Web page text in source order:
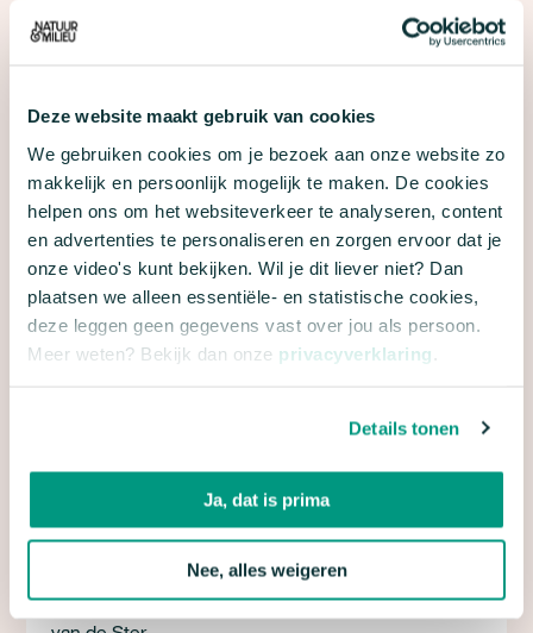
Deze website maakt gebruik van cookies
We gebruiken cookies om je bezoek aan onze website zo
makkelijk en persoonlijk mogelijk te maken. De cookies
helpen ons om het websiteverkeer te analyseren, content
en advertenties te personaliseren en zorgen ervoor dat je
onze video's kunt bekijken. Wil je dit liever niet? Dan
plaatsen we alleen essentiële- en statistische cookies,
deze leggen geen gegevens vast over jou als persoon.
Meer weten? Bekijk dan onze privacyverklaring
Details tonen
Ja, dat is prima
Nee, alles weigeren
over de campagne 24 uur voor de stadsnatuur van
Natuur & Milieu. We gaan natuurlijk zorgvuldig om
met je gegevens. Meer hierover lees je in onze
privacyverklaringen algemene voorwaarden.
Verzamelen bij de ingang van de achterzijde/hofje